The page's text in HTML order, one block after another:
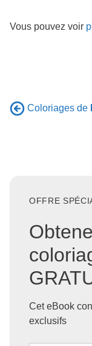
Vous pouvez voir
Coloriages de
OFFRE
Cet eBook
exclusifs